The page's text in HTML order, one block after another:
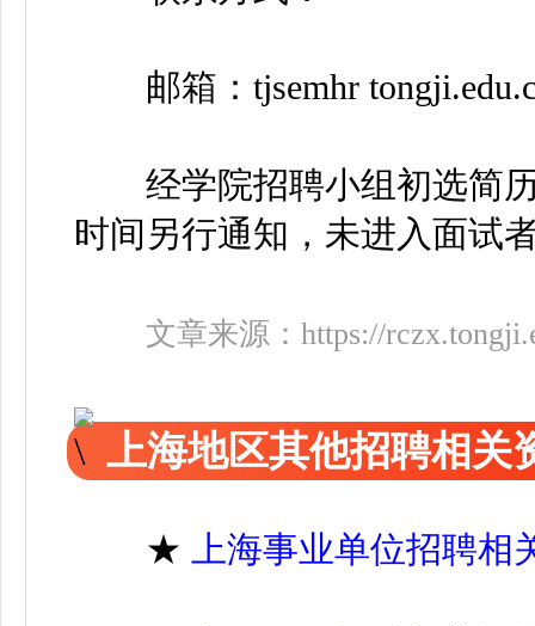
邮箱：tjsemhr
经学院招聘小组初选简历
时间另行通知，未进入面试
文章来源： https://
上海地区其他招聘相关
★ 上海事业单位招聘相